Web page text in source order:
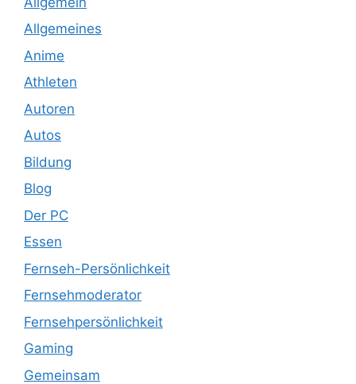
Allgemeines
Anime
Athleten
Autoren
Autos
Bildung
Blog
Der PC
Essen
Fernseh-Persönlichkeit
Fernsehmoderator
Fernsehpersönlichkeit
Gaming
Gemeinsam